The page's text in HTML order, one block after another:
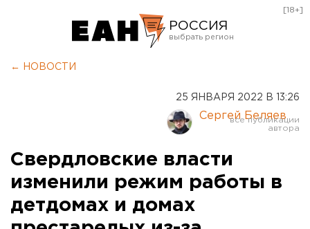
РОССИЯ
Курган
Оренбург
[18+]
← НОВОСТИ
25 ЯНВАРЯ 2022 В 13:26
Сергей Беляев
Свердловские власти
изменили режим работы в
детдомах и домах